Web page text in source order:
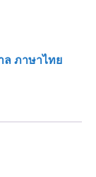
ล ภาษาไทย